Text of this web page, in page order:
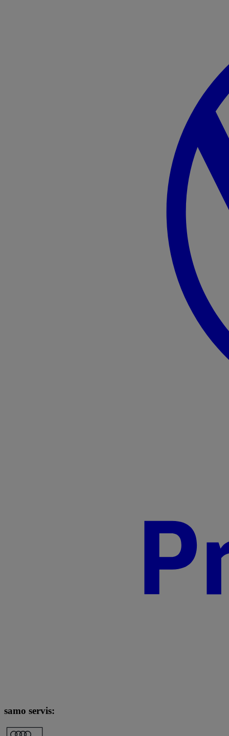
samo servis: